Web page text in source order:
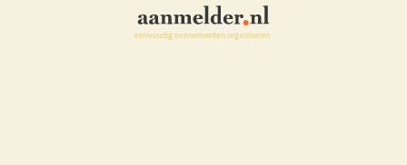
eenvoudig evenementen organiseren